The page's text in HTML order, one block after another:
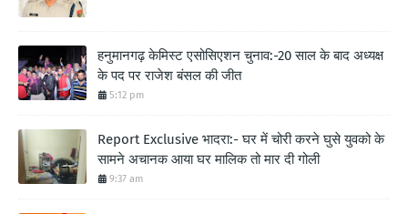
हनुमानगढ़ केमिस्ट एसोसिएशन चुनाव:-20 साल के बाद अध्यक्ष
के पद पर राजेश बंसल की जीत
5:12 pm
Report Exclusive भादरा:- घर में चोरी करने घुसे युवको के
सामने अचानक आया घर मालिक तो मार दी गोली
9:37 am